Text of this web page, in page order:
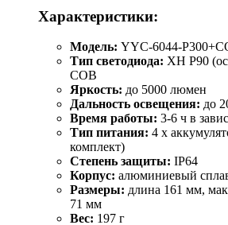
Характеристики:
Модель: YYC-6044-
Тип светодиода: XH P90
COB
Яркость: до 5000 люмен
Дальность освещения: до
Время работы: 3-6 ч в
Тип питания: 4 x
комплект)
Степень защиты: IP64
Корпус: алюминиевый
Размеры: длина 161 мм,
71 мм
Вес: 197 г